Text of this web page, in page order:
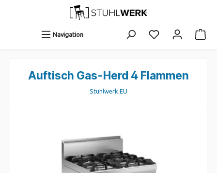
Navigation
Auftisch Gas-Herd 4 Flammen
Stuhlwerk.EU